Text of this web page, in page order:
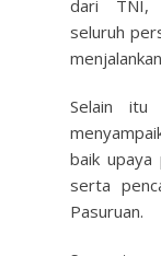
dari TNI,
seluruh
Selain itu
baik
serta
Pasuruan.